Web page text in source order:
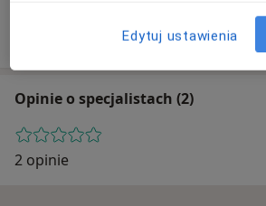
Henryka Sienkiewicza 29, 26-670
Opinie o specjalistach (2)
2 opinie
Edytuj ustawienia